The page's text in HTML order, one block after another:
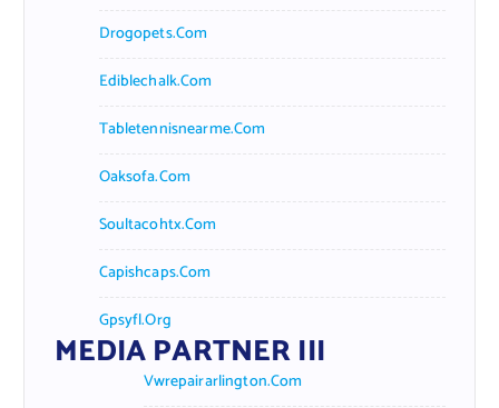
Drogopets.com
Ediblechalk.com
Tabletennisnearme.com
Oaksofa.com
Soultacohtx.com
Capishcaps.com
Gpsyfl.org
MEDIA PARTNER III
Vwrepairarlington.com